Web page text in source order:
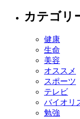
カテゴリ
健康
生命
美容
オススメ
スポーツ
テレビ
バイオリ
勉強